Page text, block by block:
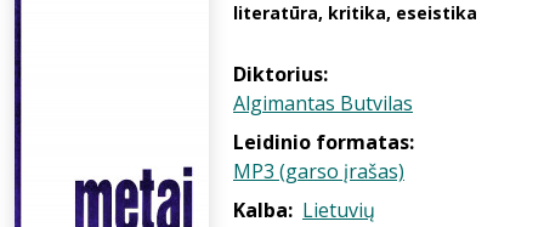
literatūra, kritika, eseistika
Diktorius:
Algimantas Butvilas
Leidinio formatas:
MP3 (garso įrašas)
Kalba: Lietuvių